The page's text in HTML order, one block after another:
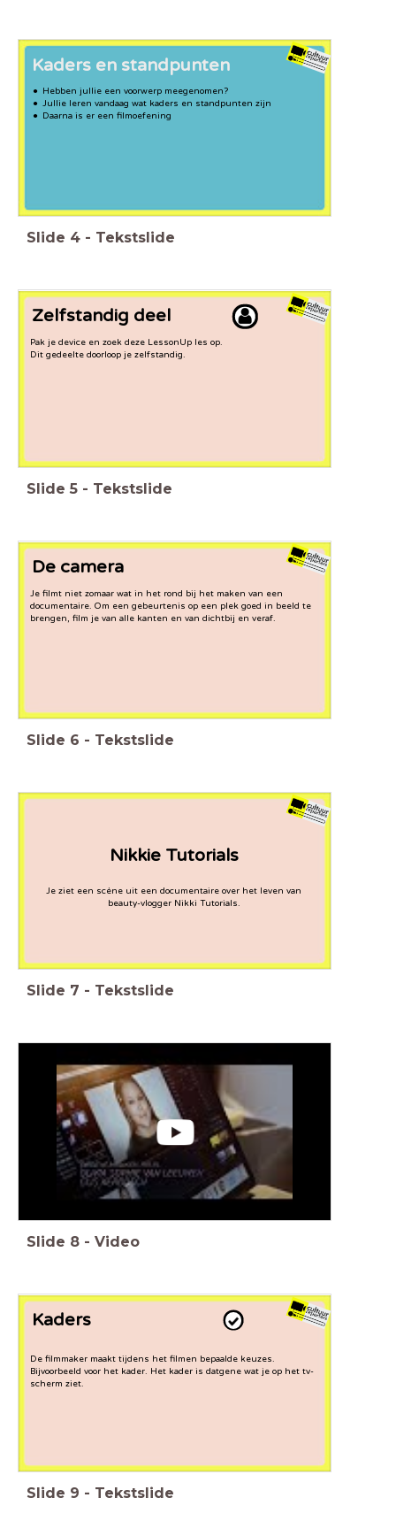
Hebben jullie een voorwerp meegenomen?
Jullie leren vandaag wat kaders en standpunten zijn
Daarna is er een filmoefening
Kaders en standpunten
Slide 4 - Tekstslide
Pak je device en zoek deze LessonUp les op.
Dit gedeelte doorloop je zelfstandig.
Zelfstandig deel
Slide 5 - Tekstslide
Je filmt niet zomaar wat in het rond bij het maken van een
documentaire. Om een gebeurtenis op een plek goed in beeld te
brengen, film je van alle kanten en van dichtbij en veraf.
De camera
Slide 6 - Tekstslide
Je ziet een scène uit een documentaire over het leven van
beauty-vlogger Nikki Tutorials.
Nikkie Tutorials
Slide 7 - Tekstslide
Slide 8 - Video
De filmmaker maakt tijdens het filmen bepaalde keuzes.
Bijvoorbeeld voor het kader. Het kader is datgene wat je op het tv-
scherm ziet.
Kaders
Slide 9 - Tekstslide